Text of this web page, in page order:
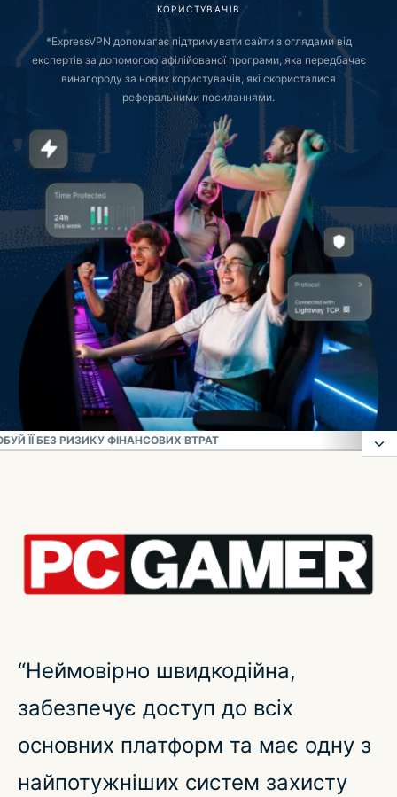
КОРИСТУВАЧІВ
*ExpressVPN допомагає підтримувати сайти з оглядами від
експертів за допомогою афілійованої програми, яка передбачає
винагороду за нових користувачів, які скористалися
реферальними посиланнями.
ЇЇ БЕЗ РИЗИКУ ФІНАНСОВИХ ВТРАТ
Що таке VPN для ігор?
Як VPN знижує пінг?
Використовуйте VPN для всіх найбільш
Завантажте ExpressVPN на всі ігрові пристрої
“Неймовірно швидкодійна,
забезпечує доступ до всіх
основних платформ та має одну з
найпотужніших систем захисту